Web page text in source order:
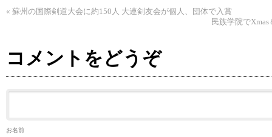
« 蘇州の国際剣道大会に約150人 大連剣友会が個人、団体で入賞
民族学院で
コメントをどうぞ
お名前